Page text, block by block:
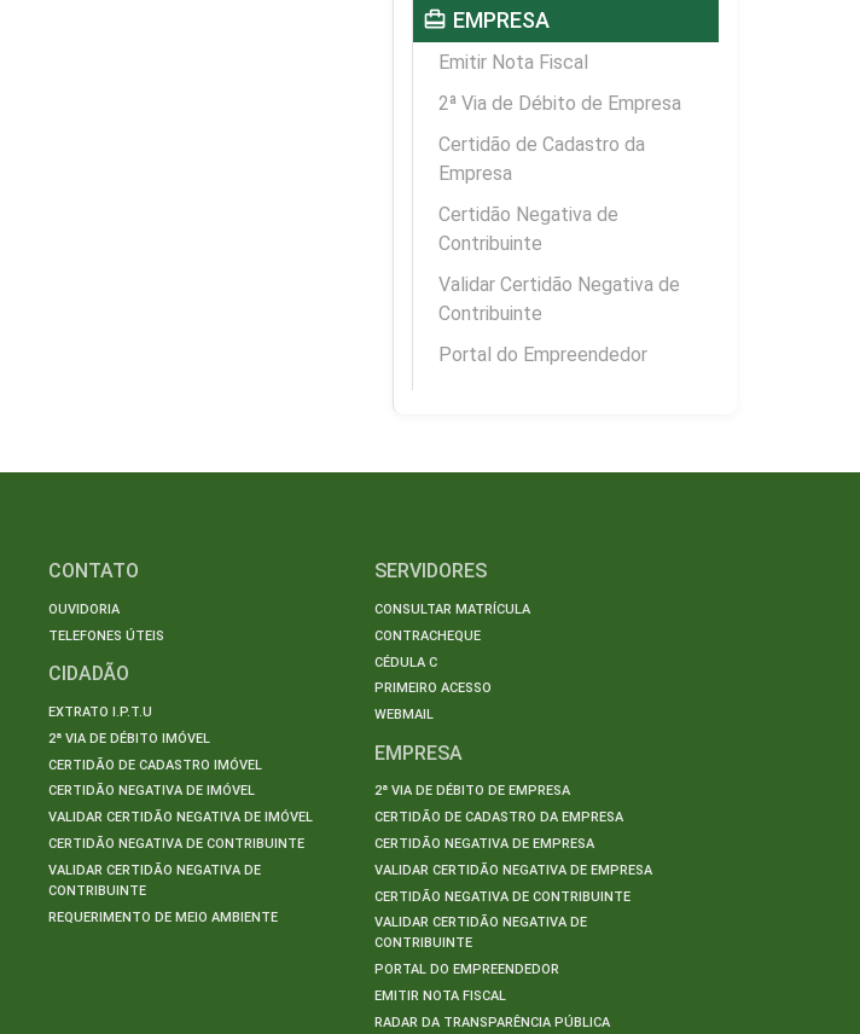
card_travel EMPRESA
Emitir Nota Fiscal
2ª Via de Débito de Empresa
Certidão de Cadastro da
Empresa
Certidão Negativa de
Contribuinte
Validar Certidão Negativa de
Contribuinte
Portal do Empreendedor
CONTATO
OUVIDORIA
TELEFONES ÚTEIS
CIDADÃO
EXTRATO I.P.T.U
2ª VIA DE DÉBITO IMÓVEL
CERTIDÃO DE CADASTRO IMÓVEL
CERTIDÃO NEGATIVA DE IMÓVEL
VALIDAR CERTIDÃO NEGATIVA DE IMÓVEL
CERTIDÃO NEGATIVA DE CONTRIBUINTE
VALIDAR CERTIDÃO NEGATIVA DE
CONTRIBUINTE
REQUERIMENTO DE MEIO AMBIENTE
SERVIDORES
CONSULTAR MATRÍCULA
CONTRACHEQUE
CÉDULA C
PRIMEIRO ACESSO
WEBMAIL
EMPRESA
2ª VIA DE DÉBITO DE EMPRESA
CERTIDÃO DE CADASTRO DA EMPRESA
CERTIDÃO NEGATIVA DE EMPRESA
VALIDAR CERTIDÃO NEGATIVA DE EMPRESA
CERTIDÃO NEGATIVA DE CONTRIBUINTE
VALIDAR CERTIDÃO NEGATIVA DE
CONTRIBUINTE
PORTAL DO EMPREENDEDOR
EMITIR NOTA FISCAL
RADAR DA TRANSPARÊNCIA PÚBLICA